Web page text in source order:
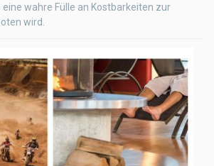
eine wahre Fülle an Kostbarkeiten zur
wird.